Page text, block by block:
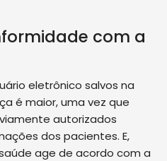
com a
eletrônico salvos na
é maior, uma vez que
autorizados
dos pacientes. E,
age de acordo com a